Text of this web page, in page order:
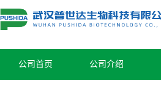
公司首页 公司介绍